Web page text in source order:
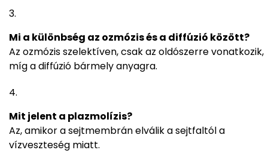
Mi a különbség az ozmózis és a diffúzió között?
Az ozmózis szelektíven, csak az oldószerre vonatkozik,
míg a diffúzió bármely anyagra.
Mit jelent a plazmolízis?
Az, amikor a sejtmembrán elválik a sejtfaltól a
vízveszteség miatt.